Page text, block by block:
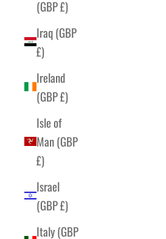
(GBP £)
Iraq (GBP
£)
Ireland
(GBP £)
Isle of
Man (GBP
£)
Israel
(GBP £)
Italy (GBP